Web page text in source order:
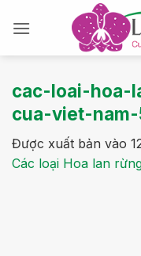
qua
cac-loai-hoa-
cua-viet-
Được xuất bản vào
Các loại Hoa lan